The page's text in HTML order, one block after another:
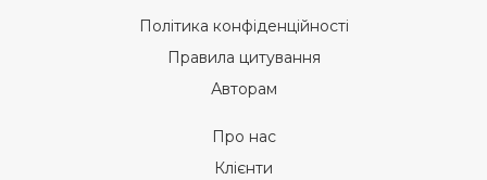
Політика конфіденційності
Правила цитування
Авторам
Про нас
Клієнти